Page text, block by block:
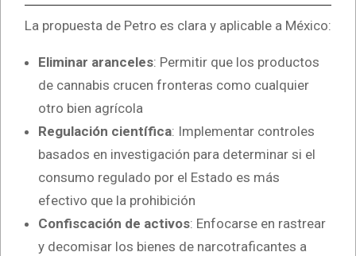
La propuesta de Petro es clara y aplicable a México:
Eliminar aranceles: Permitir que los productos
de cannabis crucen fronteras como cualquier
otro bien agrícola
Regulación científica: Implementar controles
basados en investigación para determinar si el
consumo regulado por el Estado es más
efectivo que la prohibición
Confiscación de activos: Enfocarse en rastrear
y decomisar los bienes de narcotraficantes a